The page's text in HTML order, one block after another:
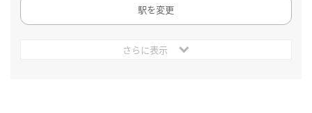
駅を変更
さらに表示